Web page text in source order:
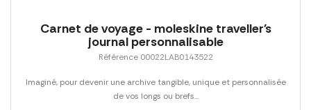
Carnet de voyage - moleskine traveller's
journal personnalisable
Référence 00022LAB0143522
Imaginé, pour devenir une archive tangible, unique et personnalisée
de vos longs ou brefs...